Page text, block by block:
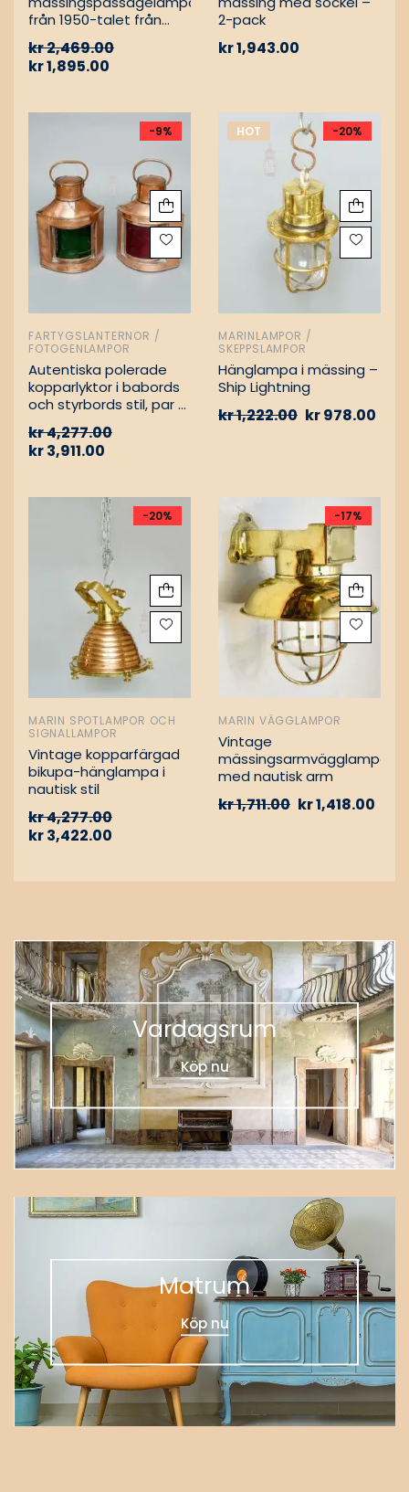
från 1950-talet från
kr2,469.00
kr1,895.00
2-pack
kr1,943.00
-9%
FARTYGSLANTERNOR /
FOTOGENLAMPOR
Autentiska polerade
kopparlyktor i babords
och styrbords stil, par –
oljelampor
kr4,277.00
kr3,911.00
HOT -20%
MARINLAMPOR /
SKEPPSLAMPOR
Hänglampa i mässing –
Ship Lightning
kr1,222.00 kr978.00
-20%
MARIN SPOTLAMPOR OCH
SIGNALLAMPOR
Vintage kopparfärgad
bikupa-hänglampa i
nautisk stil
kr4,277.00
kr3,422.00
-17%
MARIN VÄGGLAMPOR
Vintage
mässingsarmvägglampa
med nautisk arm
kr1,711.00 kr1,418.00
Vardagsrum
Köp nu
Matrum
Köp nu